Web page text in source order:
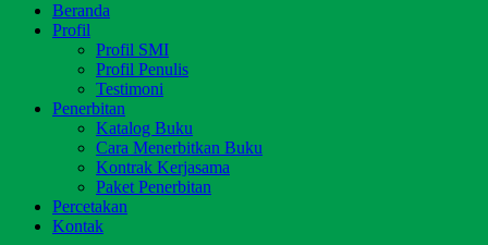
Beranda
Profil
Profil SMI
Profil Penulis
Testimoni
Penerbitan
Katalog Buku
Cara Menerbitkan Buku
Kontrak Kerjasama
Paket Penerbitan
Percetakan
Kontak